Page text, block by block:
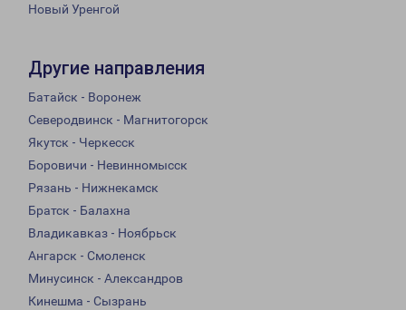
Новый Уренгой
Другие направления
Батайск - Воронеж
Северодвинск - Магнитогорск
Якутск - Черкесск
Боровичи - Невинномысск
Рязань - Нижнекамск
Братск - Балахна
Владикавказ - Ноябрьск
Ангарск - Смоленск
Минусинск - Александров
Кинешма - Сызрань